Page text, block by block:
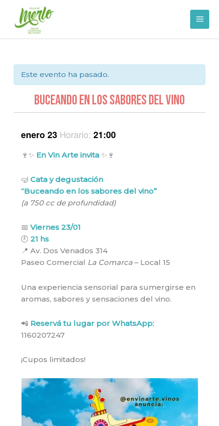
contenido
Este evento ha pasado.
BUCEANDO EN LOS SABORES DEL VINO
enero 23 Horario:21:00
🍷✨ En Vin Arte invita ✨🍷
🤿Cata y degustación
“Buceando en los sabores del vino”
(a 750 cc de profundidad)
📅Viernes 23/01
🕘21 hs
📍 Av. Dos Venados 314
Paseo Comercial La Comarca – Local 15
Una experiencia sensorial para sumergirse en
aromas, sabores y sensaciones del vino.
📲 Reservá tu lugar por WhatsApp:
1160207247
¡Cupos limitados!